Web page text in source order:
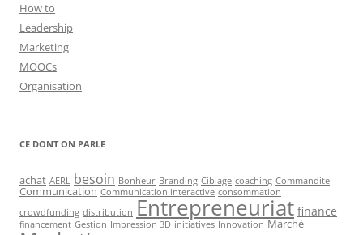
How to
Leadership
Marketing
MOOCs
Organisation
CE DONT ON PARLE
achat AERL besoin Bonheur Branding Ciblage coaching Commandite
Communication Communication interactive consommation
crowdfunding distribution Entrepreneuriat finance
financement Gestion Impression 3D initiatives Innovation Marché